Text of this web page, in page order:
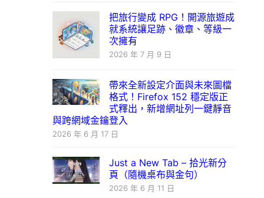
把旅行變成 RPG！開源旅遊成
就系統讓足跡、徽章、等級一
次擁有
2026 年 7 月 9 日
帶來全新設定介面與未來圖檔
格式！Firefox 152 穩定版正
式釋出，新增網址列一鍵靜音
與跨網域金鑰登入
2026 年 6 月 17 日
Just a New Tab – 拾光新分
頁（隨機桌布與金句）
2026 年 6 月 11 日